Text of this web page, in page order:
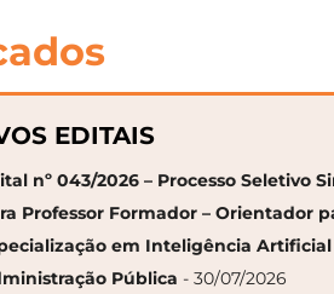
EDITAIS
nº 043/2026 – Processo Seletivo
Professor Formador – Orientador
em Inteligência
Pública - 30/07/2026